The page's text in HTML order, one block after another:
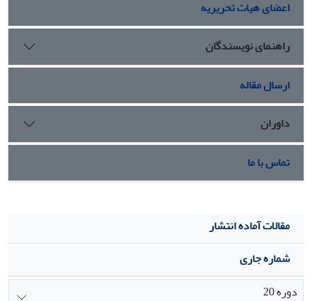
جبر عامه نامیده، معتقدان به آن را بی‌اعتبار می‌داند. دیدگاه
عرفانی مولوی نیز درباره جبر و اختیار بیان‌کننده آن است که وجود
مطلق فقط از آن خداوند است و هر خیر و شری از جانب اوست و
این جبر عامه نیست بلکه اثر معیت با حق و حاصل فنا در ذات
خداوندی است.
اعضای هیات تحریریه
راهنمای نویسندگان
ارسال مقاله
داوران
تماس با ما
مقالات آماده انتشار
شماره جاری
دوره 20